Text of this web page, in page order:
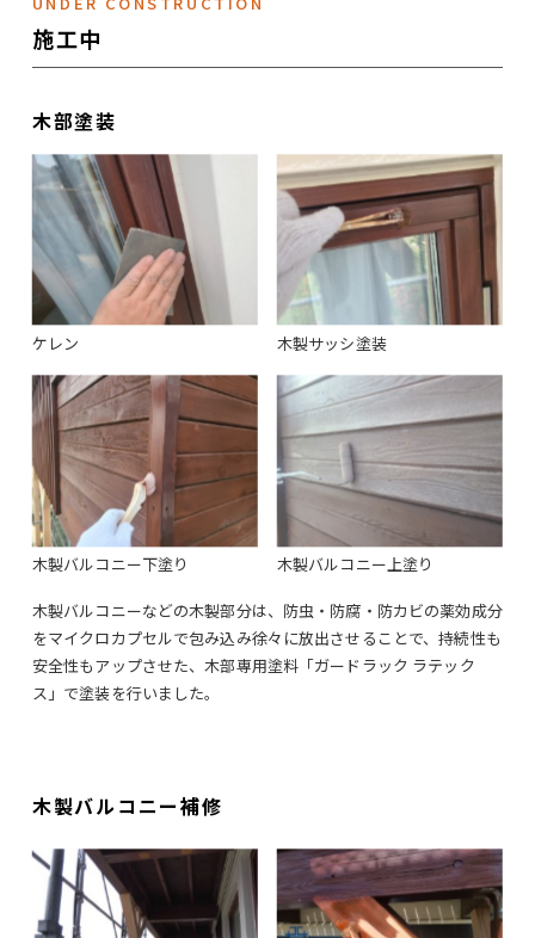
施工中
木部塗装
ケレン 木製サッシ塗装
木製バルコニー下塗り 木製バルコニー上塗り
木製バルコニーなどの木製部分は、防虫・防腐・防カビの薬効成分
をマイクロカプセルで包み込み徐々に放出させることで、持続性も
安全性もアップさせた、木部専用塗料「ガードラック ラテック
ス」で塗装を行いました。
木製バルコニー補修